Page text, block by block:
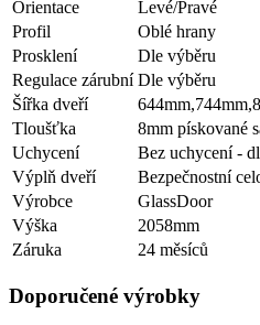
Orientace
Levé/Pravé
Profil
Oblé hrany
Prosklení
Dle výběru
Regulace zárubní Dle výběru
Šířka dveří
Tloušťka
8mm pískované
Uchycení
Bez uchycení -
Výplň dveří
Bezpečnostní
Výrobce
GlassDoor
Výška
2058mm
Záruka
24 měsíců
Doporučené výrobky